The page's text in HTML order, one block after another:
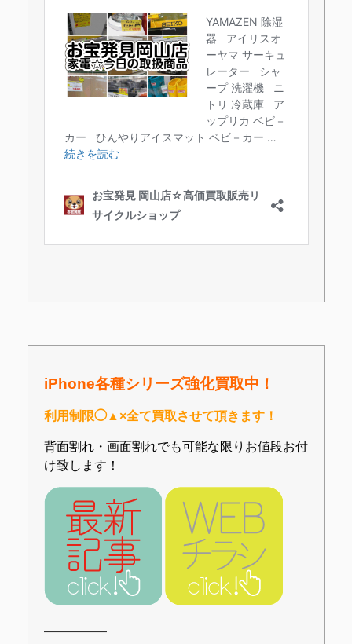
iPhone各種シリーズ強化買取中！
利用制限◯▲×全て買取させて頂きます！
背面割れ・画面割れでも可能な限りお値段お付
け致します！
―――――